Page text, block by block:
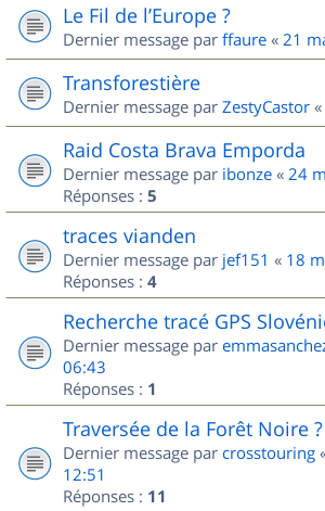
Le Fil de l’Europe ?
Dernier message par ffaure « 21
Transforestière
Dernier message par ZestyCastor «
Raid Costa Brava Emporda
Dernier message par ibonze « 24
Réponses : 5
traces vianden
Dernier message par jef151 « 18
Réponses : 4
Recherche tracé GPS
Dernier message par
06:43
Réponses : 1
Traversée de la Forêt Noire
Dernier message par crosstouring
12:51
Réponses : 11